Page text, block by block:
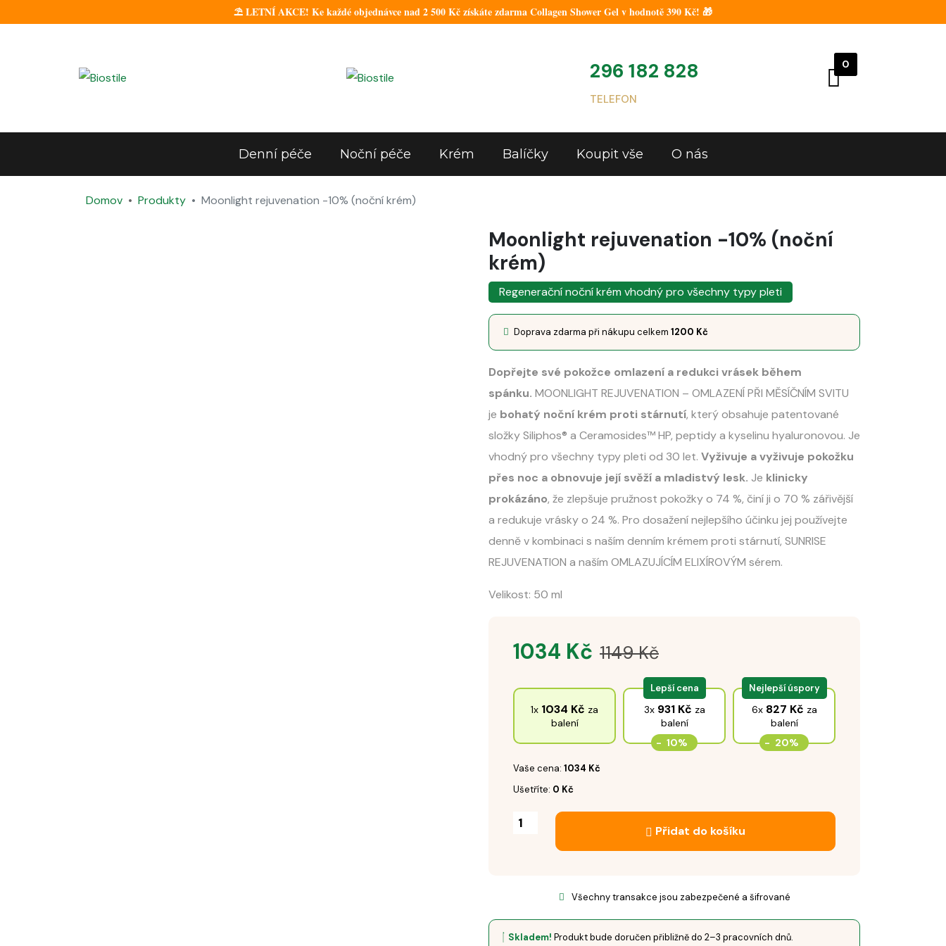
⛱️ LETNÍ AKCE! Ke každé objednávce nad 2 500 Kč získáte zdarma Collagen Shower Gel v hodnotě 390 Kč! 🎁
296 182 828
TELEFON
0
Denní péče Noční péče Krém Balíčky Koupit vše O nás
Domov Produkty Moonlight rejuvenation -10% (noční krém)
Moonlight rejuvenation -10% (noční
krém)
Regenerační noční krém vhodný pro všechny typy pleti
Doprava zdarma při nákupu celkem 1200 Kč
Dopřejte své pokožce omlazení a redukci vrásek během
spánku. MOONLIGHT REJUVENATION – OMLAZENÍ PŘI MĚSÍČNÍM SVITU
je bohatý noční krém proti stárnutí, který obsahuje patentované
složky Siliphos® a Ceramosides™ HP, peptidy a kyselinu hyaluronovou. Je
vhodný pro všechny typy pleti od 30 let. Vyživuje a vyživuje pokožku
přes noc a obnovuje její svěží a mladistvý lesk. Je klinicky
prokázáno, že zlepšuje pružnost pokožky o 74 %, činí ji o 70 % zářivější
a redukuje vrásky o 24 %. Pro dosažení nejlepšího účinku jej používejte
denně v kombinaci s naším denním krémem proti stárnutí, SUNRISE
REJUVENATION a naším OMLAZUJÍCÍM ELIXÍROVÝM sérem.
Velikost: 50 ml
1149Kč
1034 Kč
1x 1034 Kč za
balení
3x 931 Kč za
balení
- 10%
Lepší cena
6x 827 Kč za
balení
- 20%
Nejlepší úspory
Vaše cena: 1034 Kč
Ušetříte: 0 Kč
Přidat do košíku
Všechny transakce jsou zabezpečené a šifrované
Skladem! Produkt bude doručen přibližně do 2–3 pracovních dnů.